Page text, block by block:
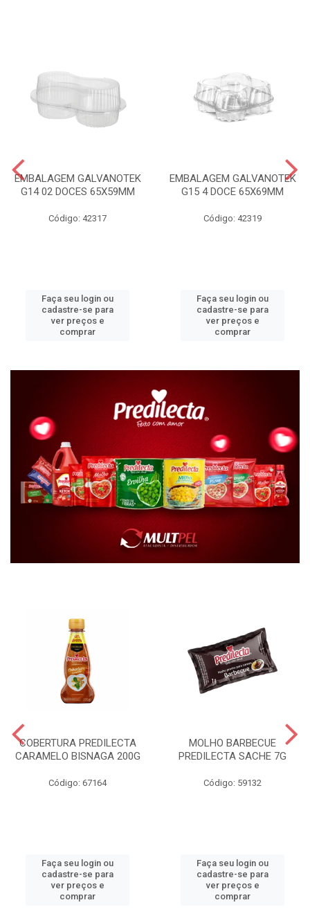
EMBALAGEM GALVANOTEK
G14 02 DOCES 65X59MM
Código: 42317
Faça seu login ou
cadastre-se para
ver preços e
comprar
EMBALAGEM GALVANOTEK
G15 4 DOCE 65X69MM
Código: 42319
Faça seu login ou
cadastre-se para
ver preços e
comprar
COBERTURA PREDILECTA
CARAMELO BISNAGA 200G
Código: 67164
Faça seu login ou
cadastre-se para
ver preços e
comprar
MOLHO BARBECUE
PREDILECTA SACHE 7G
Código: 59132
Faça seu login ou
cadastre-se para
ver preços e
comprar